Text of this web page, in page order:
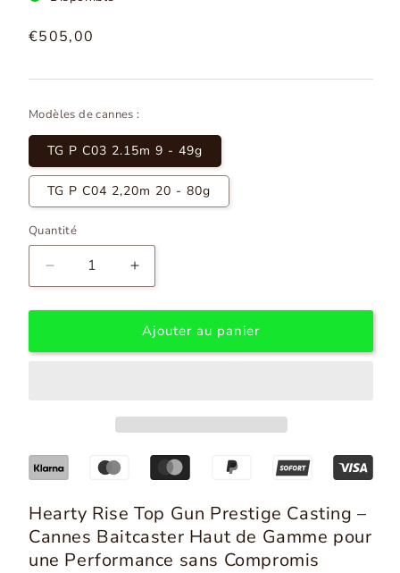
Prix
€505,00
Modèles de cannes :
TG P C03 2.15m 9 - 49g
TG P C04 2,20m 20 - 80g
Quantité
Diminuer
la
quantité
Hearty
Augmenter
la
quantité
pour
Hearty
Ajouter au panier
Hearty Rise Top Gun Prestige Casting –
Cannes Baitcaster Haut de Gamme pour
une Performance sans Compromis